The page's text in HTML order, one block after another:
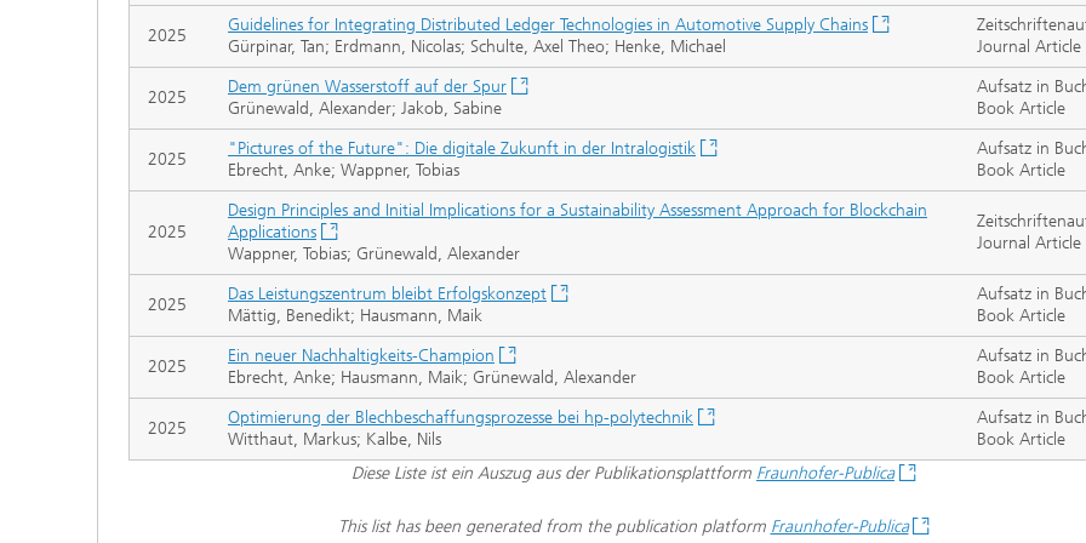
2025
Guidelines for Integrating Distributed Ledger Technologies in Automotive Supply Chains
Gürpinar, Tan; Erdmann, Nicolas; Schulte, Axel Theo; Henke, Michael
Journal Article
2025
Dem grünen Wasserstoff auf der Spur
Grünewald, Alexander; Jakob, Sabine
Aufsatz in
Book Article
2025
"Pictures of the Future": Die digitale Zukunft in der Intralogistik
Ebrecht, Anke; Wappner, Tobias
Aufsatz in
Book Article
2025
Design Principles and Initial Implications for a Sustainability Assessment Approach for Blockchain
Applications
Wappner, Tobias; Grünewald, Alexander
Journal Article
2025
Das Leistungszentrum bleibt Erfolgskonzept
Mättig, Benedikt; Hausmann, Maik
Aufsatz in
Book Article
2025
Ein neuer Nachhaltigkeits-Champion
Ebrecht, Anke; Hausmann, Maik; Grünewald, Alexander
Aufsatz in
Book Article
2025
Optimierung der Blechbeschaffungsprozesse bei hp-polytechnik
Witthaut, Markus; Kalbe, Nils
Aufsatz in
Book Article
Diese Liste ist ein Auszug aus der Publikationsplattform Fraunhofer-Publica
This list has been generated from the publication platform Fraunhofer-Publica